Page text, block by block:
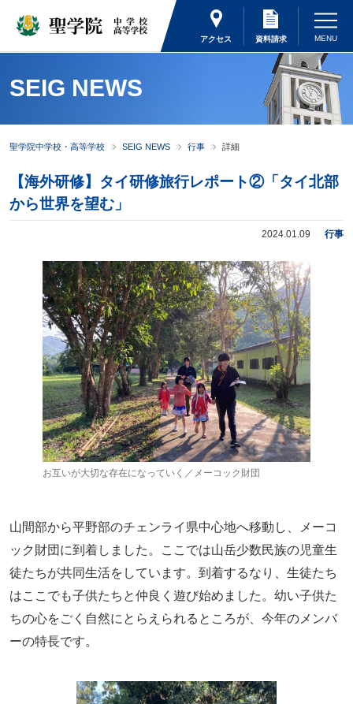
アクセス 資料請求
SEIG NEWS
聖学院中学校・高等学校 SEIG NEWS 行事 詳細
【海外研修】タイ研修旅行レポート②「タイ北部
から世界を望む」
2024.01.09 行事
お互いが大切な存在になっていく／メーコック財団
山間部から平野部のチェンライ県中心地へ移動し、メーコ
ック財団に到着しました。ここでは山岳少数民族の児童生
徒たちが共同生活をしています。到着するなり、生徒たち
はここでも子供たちと仲良く遊び始めました。幼い子供た
ちの心をごく自然にとらえられるところが、今年のメンバ
ーの特長です。